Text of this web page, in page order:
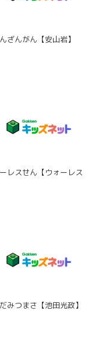
ざんがん【安山岩】
レスせん【ウォーレス
みつまさ【池田光政】